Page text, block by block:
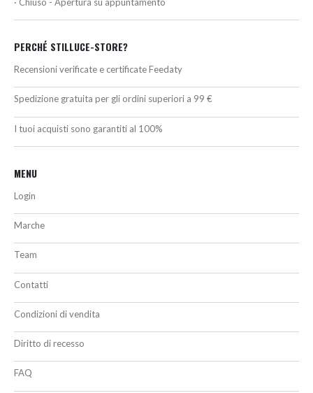
PERCHÉ STILLUCE-STORE?
Recensioni verificate e certificate Feedaty
Spedizione gratuita per gli ordini superiori a 99 €
I tuoi acquisti sono garantiti al 100%
MENU
Login
Marche
Team
Contatti
Condizioni di vendita
Diritto di recesso
FAQ